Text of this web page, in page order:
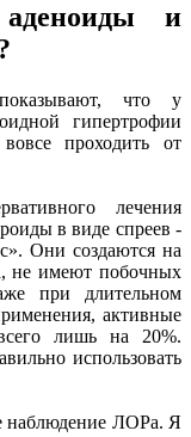
и
что у
гипертрофии
проходить от
лечения
в виде спреев -
Они создаются на
не имеют побочных
при длительном
активные
лишь на 20%.
использовать
наблюдение ЛОРа. Я